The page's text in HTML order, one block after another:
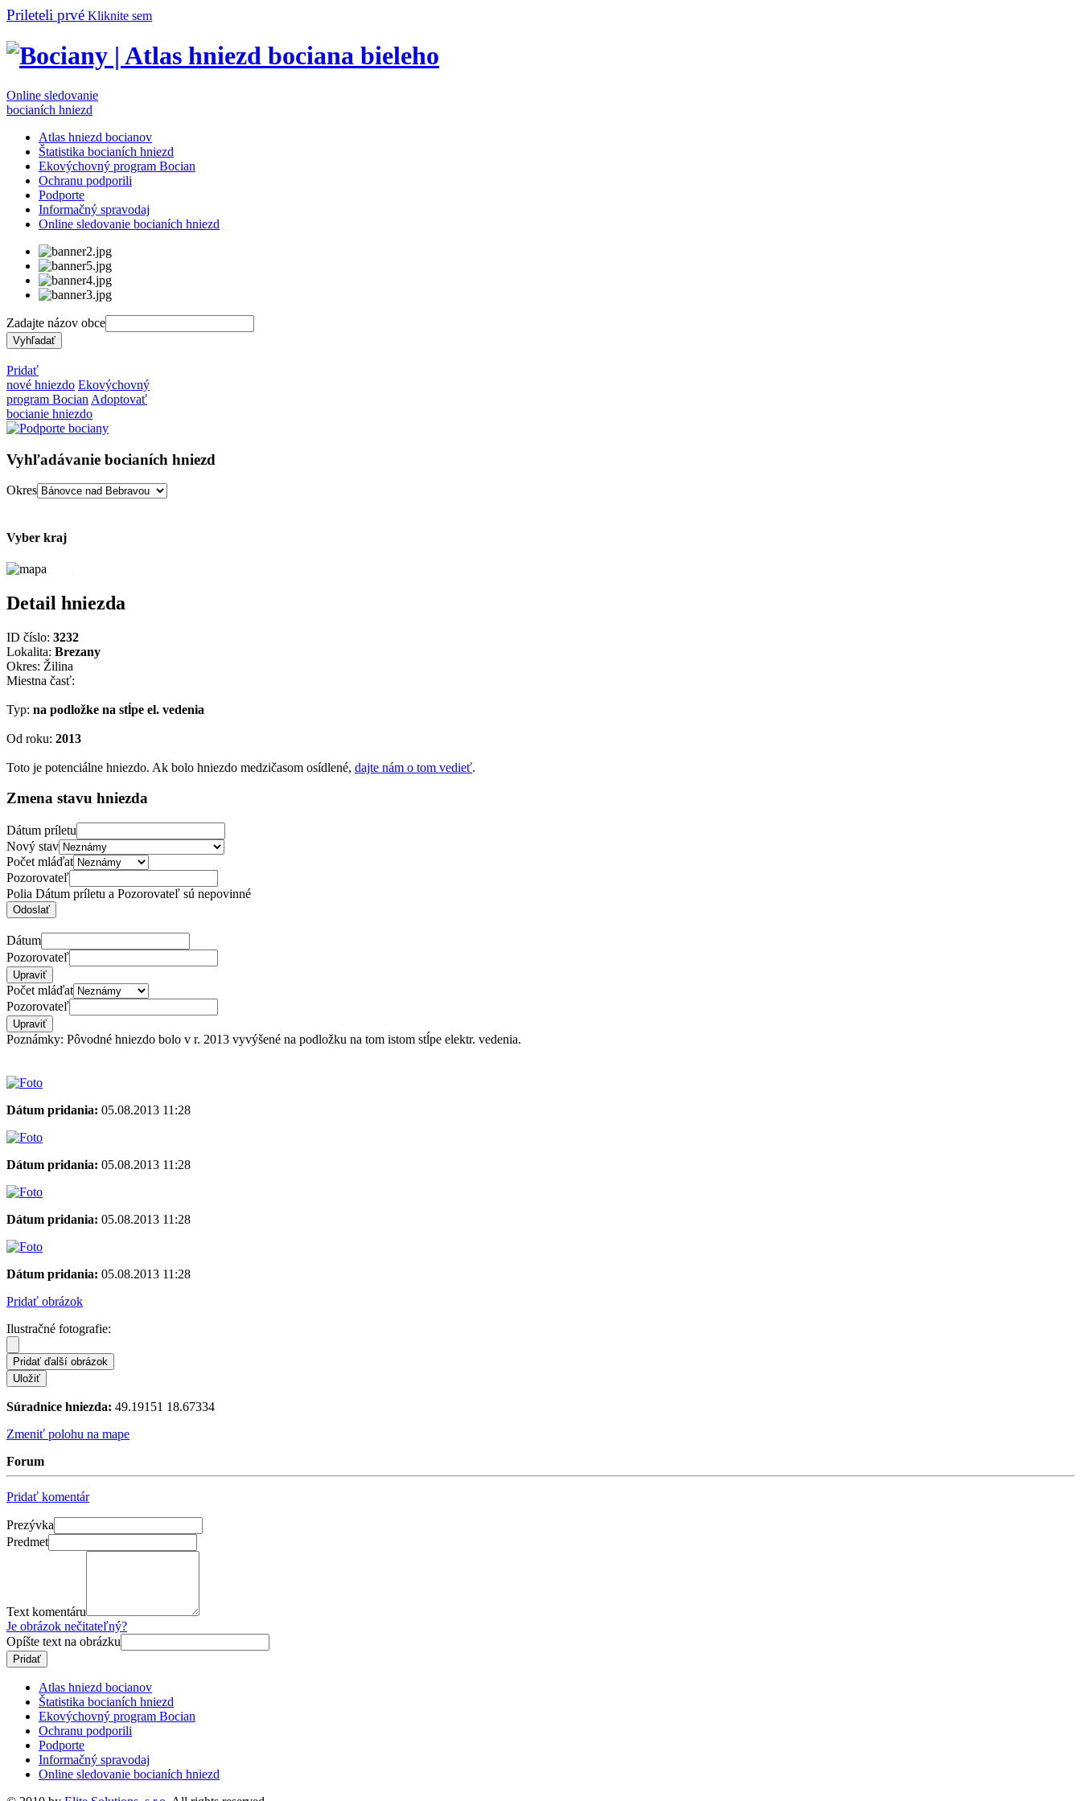
Prileteli prvé Kliknite sem
Online sledovanie
bocianích hniezd
Atlas hniezd bocianov
Štatistika bocianích hniezd
Ekovýchovný program Bocian
Ochranu podporili
Podporte
Informačný spravodaj
Online sledovanie bocianích hniezd
Zadajte názov obce
Pridať
nové hniezdo Ekovýchovný
program Bocian Adoptovať
bocianie hniezdo
Vyhľadávanie bocianích hniezd
Okres
Vyber kraj
Detail hniezda
ID číslo: 3232
Lokalita: Brezany
Okres: Žilina
Miestna časť:
Typ: na podložke na stĺpe el. vedenia
Od roku: 2013
Toto je potenciálne hniezdo. Ak bolo hniezdo medzičasom osídlené, dajte nám o tom vedieť.
Zmena stavu hniezda
Dátum príletu
Nový stav
Počet mláďat
Pozorovateľ
Polia Dátum príletu a Pozorovateľ sú nepovinné
Dátum
Pozorovateľ
Počet mláďat
Pozorovateľ
Poznámky: Pôvodné hniezdo bolo v r. 2013 vyvýšené na podložku na tom istom stĺpe elektr. vedenia.
Dátum pridania: 05.08.2013 11:28
Dátum pridania: 05.08.2013 11:28
Dátum pridania: 05.08.2013 11:28
Dátum pridania: 05.08.2013 11:28
Pridať obrázok
Ilustračné fotografie:
Súradnice hniezda: 49.19151 18.67334
Zmeniť polohu na mape
Forum
Pridať komentár
Prezývka
Predmet
Text komentáru
Je obrázok nečitateľný?
Opíšte text na obrázku
Atlas hniezd bocianov
Štatistika bocianích hniezd
Ekovýchovný program Bocian
Ochranu podporili
Podporte
Informačný spravodaj
Online sledovanie bocianích hniezd